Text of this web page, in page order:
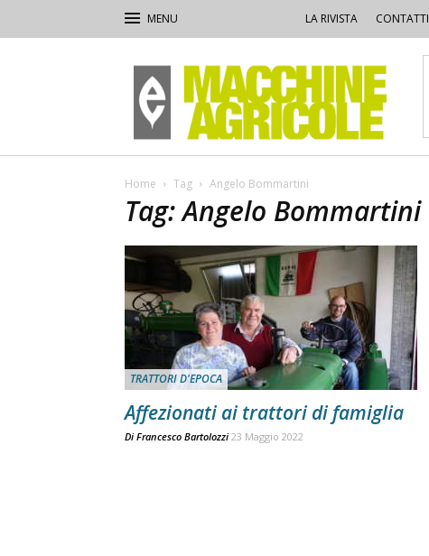
LA RIVISTA CONTATTI
Macchine
Agricole
Home Tag Angelo Bommartini
Tag: Angelo Bommartini
TRATTORI D'EPOCA
Affezionati ai trattori di famiglia
Di Francesco Bartolozzi 23 Maggio 2022